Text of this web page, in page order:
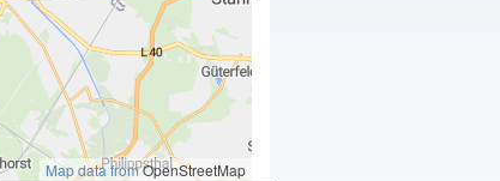
Map data fromOpenStreetMap